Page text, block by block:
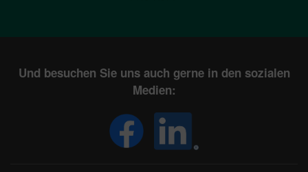
Und besuchen Sie uns auch gerne in den sozialen
Medien: